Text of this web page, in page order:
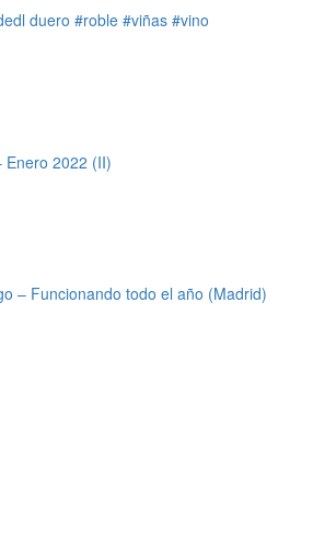
duero #roble #viñas #vino
Enero 2022 (II)
– Funcionando todo el año (Madrid)